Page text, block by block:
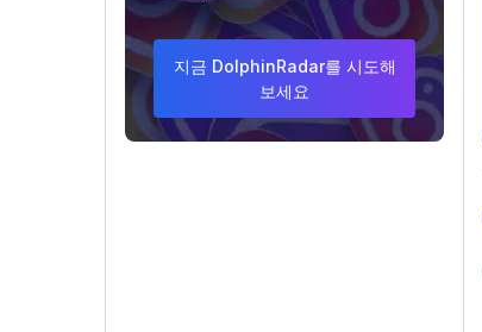
지금 DolphinRadar를 시도해
보세요